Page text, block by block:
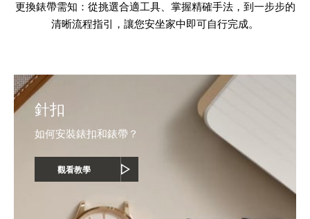
更換錶帶需知：從挑選合適工具、掌握精確手法，到一步步的
清晰流程指引，讓您安坐家中即可自行完成。
針扣
如何安裝錶扣和錶帶？
觀看教學